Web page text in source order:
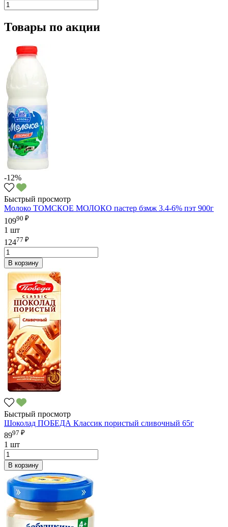
Товары по акции
-12%
Быстрый просмотр
Молоко ТОМСКОЕ МОЛОКО пастер бзмж 3.4-6% пэт 900г
10990 ₽
1 шт
12477 ₽
В корзину
Быстрый просмотр
Шоколад ПОБЕДА Классик пористый сливочный 65г
8997 ₽
1 шт
В корзину